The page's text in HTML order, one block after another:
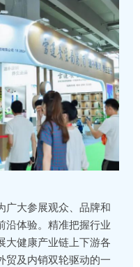
广大参展观众、品牌和
沿体验。精准把握行业
大健康产业链上下游各
贸及内销双轮驱动的一